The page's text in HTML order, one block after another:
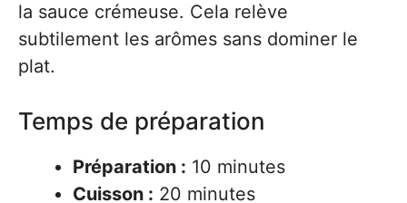
la sauce crémeuse. Cela relève
subtilement les arômes sans dominer le
plat.
Temps de préparation
Préparation : 10 minutes
Cuisson : 20 minutes